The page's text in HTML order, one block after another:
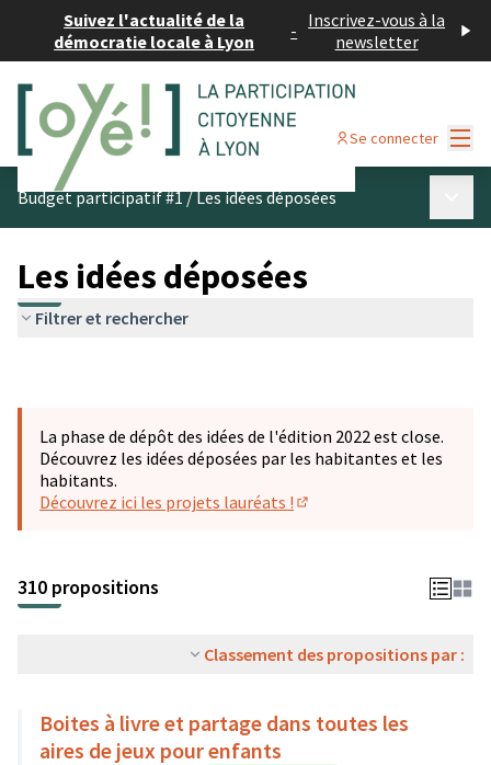
Suivez l'actualité de la
démocratie locale à Lyon
- Inscrivez-vous à la
newsletter
Se connecter
Budget participatif #1/Les idées déposées
Les idées déposées
Filtrer et rechercher
La phase de dépôt des idées de l'édition 2022 est close.
Découvrez les idées déposées par les habitantes et les
habitants.
Découvrez ici les projets lauréats !
310 propositions
Classement des propositions par :
Boites à livre et partage dans toutes les
aires de jeux pour enfants